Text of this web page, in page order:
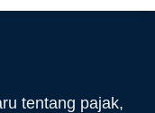
tentang pajak,